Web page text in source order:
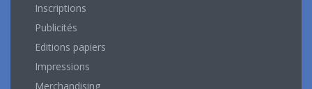
Inscriptions
Publicités
Editions papiers
Impressions
Merchandising